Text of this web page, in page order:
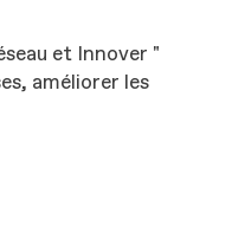
et Innover "
améliorer les